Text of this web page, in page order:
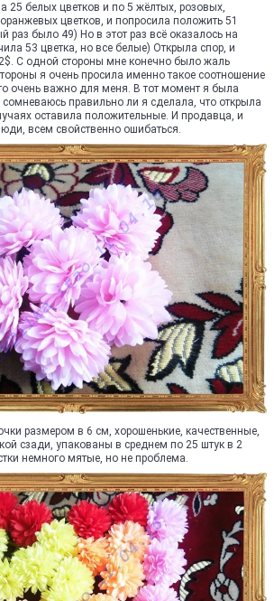
25 белых цветков и по 5 жёлтых, розовых,
цветков, и попросила положить 51
раз было 49) Но в этот раз всё оказалось на
53 цветка, но все белые) Открыла спор, и
С одной стороны мне конечно было жаль
я очень просила именно такое соотношение
очень важно для меня. В тот момент я была
сомневаюсь правильно ли я сделала, что открыла
оставила положительные. И продавца, и
всем свойственно ошибаться.
размером в 6 см, хорошенькие, качественные,
сзади, упакованы в среднем по 25 штук в 2
немного мятые, но не проблема.